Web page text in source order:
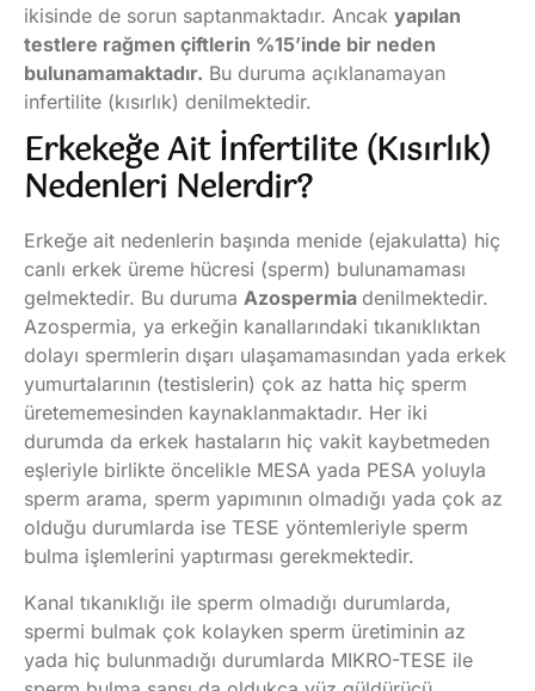
ikisinde de sorun saptanmaktadır. Ancak yapılan
testlere rağmen çiftlerin %15’inde bir neden
bulunamamaktadır. Bu duruma açıklanamayan
infertilite (kısırlık) denilmektedir.
Erkekeğe Ait İnfertilite (Kısırlık)
Nedenleri Nelerdir?
Erkeğe ait nedenlerin başında menide (ejakulatta) hiç
canlı erkek üreme hücresi (sperm) bulunamaması
gelmektedir. Bu duruma Azospermia denilmektedir.
Azospermia, ya erkeğin kanallarındaki tıkanıklıktan
dolayı spermlerin dışarı ulaşamamasından yada erkek
yumurtalarının (testislerin) çok az hatta hiç sperm
üretememesinden kaynaklanmaktadır. Her iki
durumda da erkek hastaların hiç vakit kaybetmeden
eşleriyle birlikte öncelikle MESA yada PESA yoluyla
sperm arama, sperm yapımının olmadığı yada çok az
olduğu durumlarda ise TESE yöntemleriyle sperm
bulma işlemlerini yaptırması gerekmektedir.
Kanal tıkanıklığı ile sperm olmadığı durumlarda,
spermi bulmak çok kolayken sperm üretiminin az
yada hiç bulunmadığı durumlarda MIKRO-TESE ile